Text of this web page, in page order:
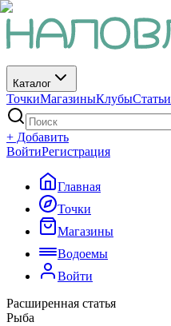
Каталог
ТочкиМагазиныКлубыСтатьи
+ Добавить
ВойтиРегистрация
Главная
Точки
Магазины
Водоемы
Войти
Расширенная статья
Рыба